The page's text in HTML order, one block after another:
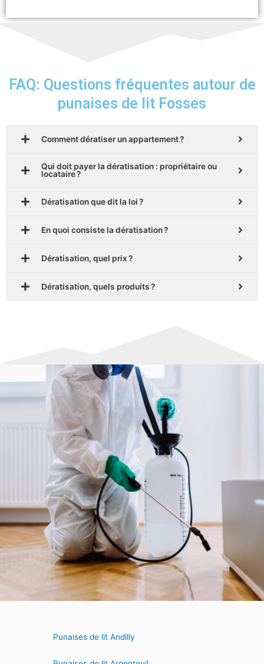
FAQ: Questions fréquentes autour de
punaises de lit Fosses
Comment dératiser un appartement ?
Qui doit payer la dératisation : propriétaire ou
locataire ?
Dératisation que dit la loi ?
En quoi consiste la dératisation ?
Dératisation, quel prix ?
Dératisation, quels produits ?
Punaises de lit Andilly